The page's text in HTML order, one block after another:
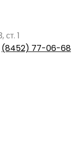
1
(8452) 77-06-68